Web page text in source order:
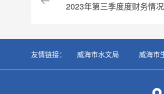
2023年第三季度度财务情
友情链接： 威海市水文局 威海市